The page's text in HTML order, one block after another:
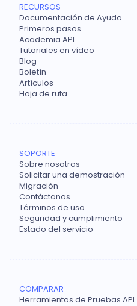
RECURSOS
Documentación de Ayuda
Primeros pasos
Academia API
Tutoriales en vídeo
Blog
Boletín
Artículos
Hoja de ruta
SOPORTE
Sobre nosotros
Solicitar una demostración
Migración
Contáctanos
Términos de uso
Seguridad y cumplimiento
Estado del servicio
COMPARAR
Herramientas de Pruebas API